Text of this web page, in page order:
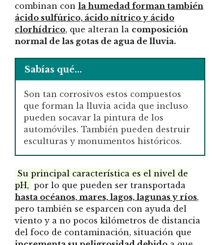
combinan con la humedad forman también
ácido sulfúrico, ácido nítrico y ácido
clorhídrico, que alteran la composición
normal de las gotas de agua de lluvia.
Sabías qué...
Son tan corrosivos estos compuestos
que forman la lluvia acida que incluso
pueden socavar la pintura de los
automóviles. También pueden destruir
esculturas y monumentos históricos.
Su principal característica es el nivel de
pH, por lo que pueden ser transportada
hasta océanos, mares, lagos, lagunas y ríos,
pero también se esparcen con ayuda del
viento y a no pocos kilómetros de distancia
del foco de contaminación, situación que